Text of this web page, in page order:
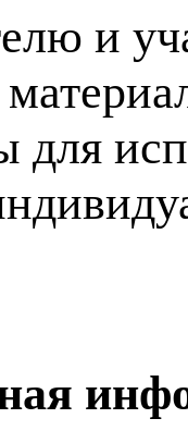
и
для